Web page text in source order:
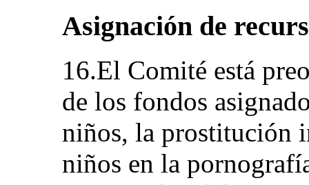
Asignación de
16.El Comité está
de los fondos
niños, la prostitución
niños en la